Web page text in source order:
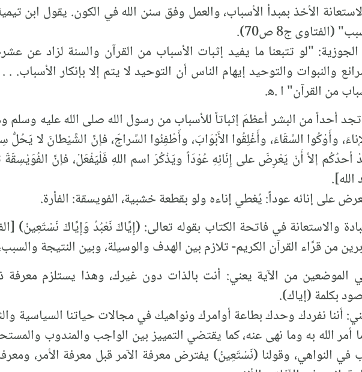
الأخذ بمبدأ الأسباب، والعمل وفق سنن الله في الكون. يقول ابن
(الفتاوى ج8 ص70).
"لو تتبعنا ما يفيد إثبات الأسباب من القرآن والسنة لزاد عن
والنبوات والتوحيد إيهام الناس أن التوحيد لا يتم إلا بإنكار
من القرآن" ا .ه‍.
أحداً من البشر أعظمَ إثباتاً للأسباب من رسول الله صلى الله عليه وسلم
وأَوْكُوا السِّقَاءَ، وأَغْلِقُوا الأَبْوَابَ، وأَطْفِئُوا السِّراجَ، فإنَّ الشَّيْطانَ لا يَحُلُّ
أحدُكُم إلاَّ أَنْ يَعْرِضَ على إِنَائِهِ عُوْدَاً ويَذْكُرَ اسم اللهِ فَلْيَفْعَلْ، فإنَّ
على إنائه عوداً: يُغطي إناءه ولو بقطعة خشبية، الفويسقة: الفأرة.
من قرَّاء القرآن الكريم- تلازم بين الهدف والوسيلة، وبين النتيجة
الموضعين من الآية يعني: أنت بالذات دون غيرك، وهذا يستلزم معرفة
بكلمة (إياك).
أننا نفردك وحدك بطاعة أوامرك ونواهيك في مجالات حياتنا السياسية
الله به وما نهى عنه، كما يقتضي التمييز بين الواجب والمندوب
في النواهي، وقولنا (نَسْتَعِينُ) يفترض معرفة الآمر قبل معرفة الأمر،